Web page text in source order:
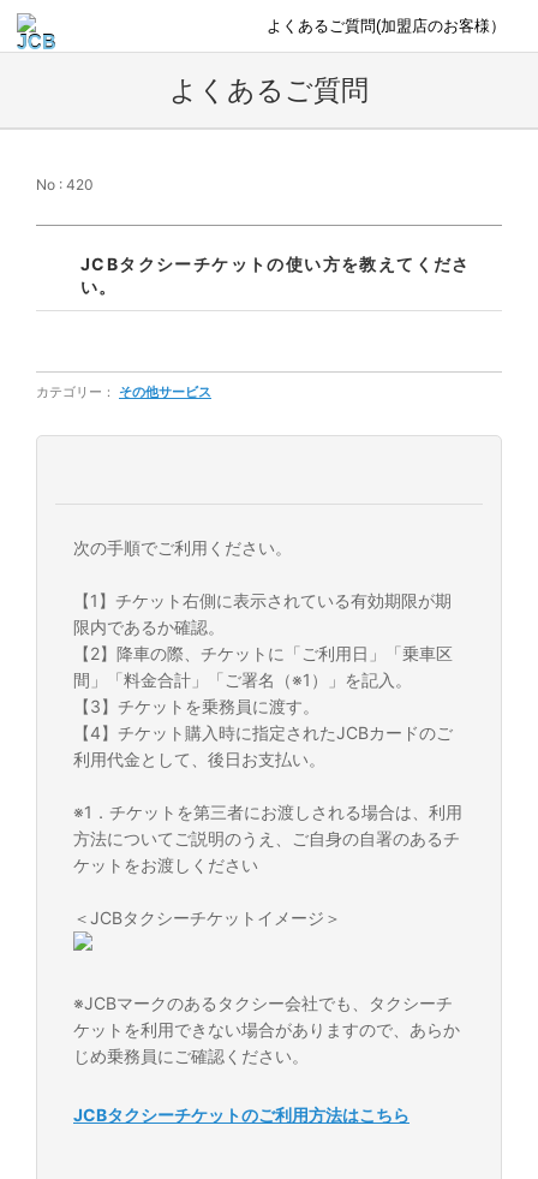
よくあるご質問(加盟店のお客様）
よくあるご質問
No : 420
JCBタクシーチケットの使い方を教えてくださ
い。
カテゴリー： その他サービス
次の手順でご利用ください。
【1】チケット右側に表示されている有効期限が期
限内であるか確認。
【2】降車の際、チケットに「ご利用日」「乗車区
間」「料金合計」「ご署名（※1）」を記入。
【3】チケットを乗務員に渡す。
【4】チケット購入時に指定されたJCBカードのご
利用代金として、後日お支払い。
※1．チケットを第三者にお渡しされる場合は、利用
方法についてご説明のうえ、ご自身の自署のあるチ
ケットをお渡しください
＜JCBタクシーチケットイメージ＞
※JCBマークのあるタクシー会社でも、タクシーチ
ケットを利用できない場合がありますので、あらか
じめ乗務員にご確認ください。
JCBタクシーチケットのご利用方法はこちら